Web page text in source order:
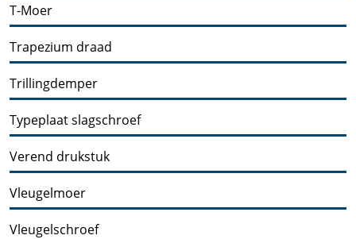
T-Moer
Trapezium draad
Trillingdemper
Typeplaat slagschroef
Verend drukstuk
Vleugelmoer
Vleugelschroef